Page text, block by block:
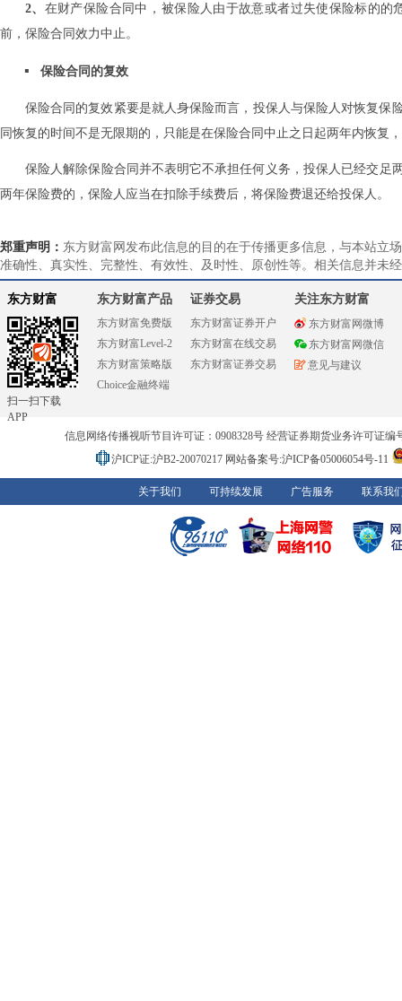
2、 在财产保险合同中‌，‌被保险人由于故意或者过失使保险标的
前‌，‌保险合同效力中止‌。
保险合同的复效
保险合同的复效紧要是就人身保险而言‌，‌投保人与保险人对恢复
同恢复的时间不是无限期的‌，‌只能是在保险合同中止之日起两年内恢复‌
保险人解除保险合同并不表明它不承担任何义务‌，‌投保人已经交
两年保险费的‌，‌保险人应当在扣除手续费后‌，‌将保险费退还给投保人‌。
郑重声明： 东方财富网发布此信息的目的在于传播更多信息，与本站立
准确性、真实性、完整性、有效性、及时性、原创性等。相关信息并未
东方财富
扫一扫下载
APP
东方财富产品
东方财富免费版
东方财富Level-2
东方财富策略版
Choice金融终端
证券交易
东方财富证券开户
东方财富在线交易
东方财富证券交易
关注东方财富
东方财富网微博
东方财富网微信
意见与建议
信息网络传播视听节目许可证：0908328号 经营证券期货业务许可证编
沪ICP证:沪B2-20070217 网站备案号:沪ICP备05006054号-11
关于我们 可持续发展 广告服务 联系我